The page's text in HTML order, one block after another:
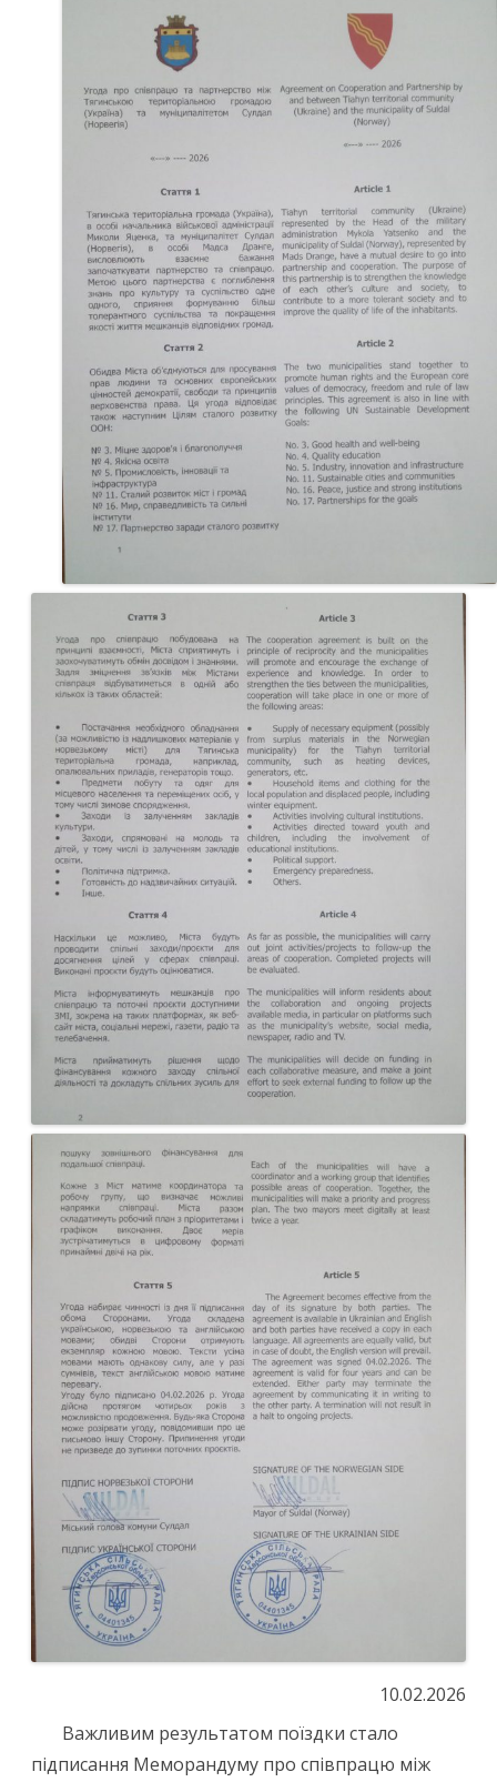
10.02.2026
Важливим результатом поїздки стало
підписання Меморандуму про співпрацю між